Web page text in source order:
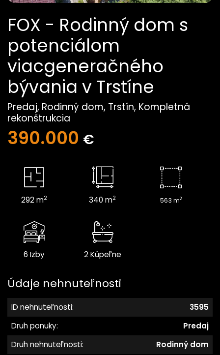
FOX - Rodinný dom s
potenciálom
viacgeneračného
bývania v Trstíne
Predaj, Rodinný dom, Trstín, Kompletná
rekonštrukcia
390.000 €
292 m2 340 m2 563 m2
6 Izby 2 Kúpeľne
Údaje nehnuteľnosti
ID nehnuteľnosti:
3595
Druh ponuky:
Predaj
Druh nehnuteľnosti:
Rodinný dom